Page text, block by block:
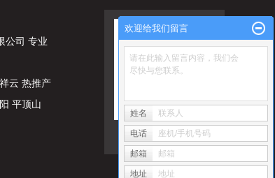
公司 专业
云 热推产
平顶山
欢迎给我们留言
请在此输入留言内容，我们会
尽快与您联系。
姓名 联系人
电话 座机/手机号码
邮箱 邮箱
地址 地址